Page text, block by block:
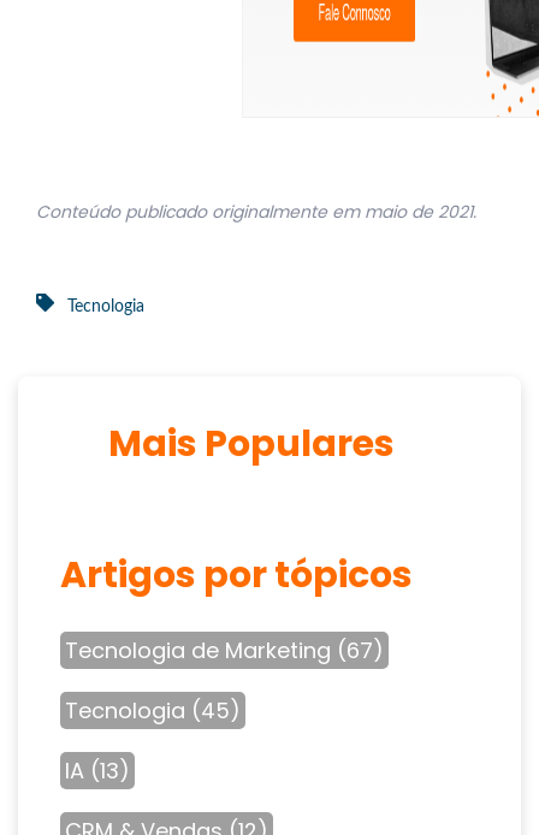
Conteúdo publicado originalmente em maio de 2021.
Tecnologia
Mais Populares
Artigos por tópicos
Tecnologia de Marketing (67)
Tecnologia (45)
IA (13)